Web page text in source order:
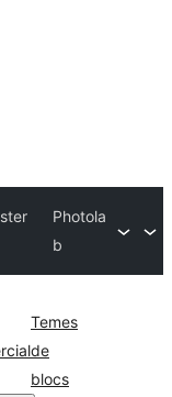
Photola
b
Temes
de
blocs